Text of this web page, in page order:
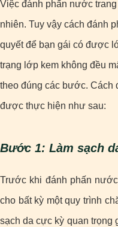
Việc đánh phấn nước
nhiên. Tuy vậy cách đánh
quyết để bạn gái có được
trạng lớp kem không đều
theo đúng các bước. Cách
được thực hiện như sau:
Bước 1: Làm sạch
Trước khi đánh phấn
cho bất kỳ một quy trình
sạch da cực kỳ quan trọng